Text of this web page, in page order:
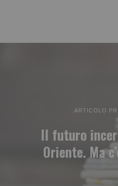
ARTICOLO
Il futuro
Oriente. Ma